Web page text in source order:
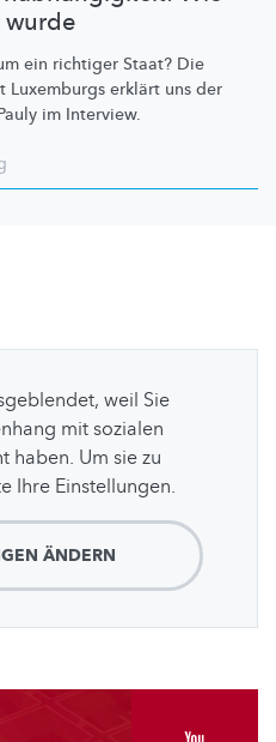
wurde
ein richtiger Staat? Die
Luxemburgs erklärt uns der
im Interview.
weil Sie
mit sozialen
haben. Um sie zu
Ihre Einstellungen.
ÄNDERN